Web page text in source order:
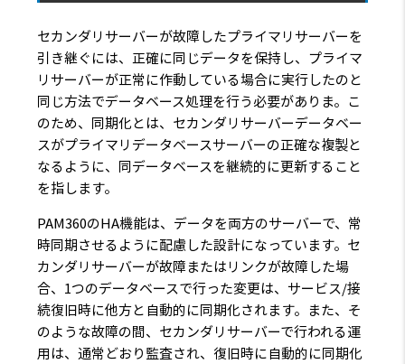
セカンダリサーバーが故障したプライマリサーバーを
引き継ぐには、正確に同じデータを保持し、プライマ
リサーバーが正常に作動している場合に実行したのと
同じ方法でデータベース処理を行う必要がありま。こ
のため、同期化とは、セカンダリサーバーデータベー
スがプライマリデータベースサーバーの正確な複製と
なるように、同データベースを継続的に更新すること
を指します。
PAM360のHA機能は、データを両方のサーバーで、常
時同期させるように配慮した設計になっています。セ
カンダリサーバーが故障またはリンクが故障した場
合、1つのデータベースで行った変更は、サービス/接
続復旧時に他方と自動的に同期化されます。また、そ
のような故障の間、セカンダリサーバーで行われる運
用は、通常どおり監査され、復旧時に自動的に同期化